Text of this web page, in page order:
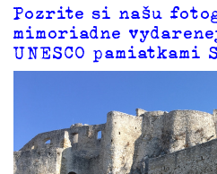
Pozrite si našu
mimoriadne
UNESCO pamiatkami